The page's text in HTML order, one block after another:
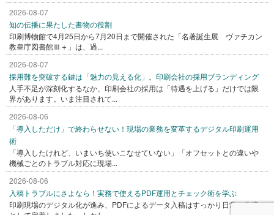
2026-08-07
知の伝播に果たした書物の役割
印刷博物館で4月25日から7月20日まで開催された「名著誕生展 ヴァチカン
教皇庁図書館Ⅲ＋」は、過...
2026-08-07
採用難を突破する鍵は「魅力の見える化」。印刷会社の採用ブランディング
人手不足が深刻化するなか、印刷会社の採用は「待遇を上げる」だけでは限
界があります。いま注目されて...
2026-08-06
「導入しただけ」で終わらせない！現場の業務を変革するデジタル印刷運用
術
「導入したけれど、いまいち使いこなせていない」「オフセットとの違いや
機械ごとのトラブル対応に現場...
2026-08-06
入稿トラブルにさよなら！実務で使えるPDF運用とチェック術を学ぶ
印刷現場のデジタル化が進み、PDFによるデータ入稿はすっかり日常の作業